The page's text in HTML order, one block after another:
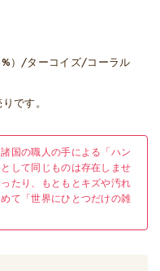
）/ターコイズ/コーラル
です。
国の職人の手による「ハン
して同じものは存在しませ
たり、もともとキズや汚れ
て「世界にひとつだけの雑